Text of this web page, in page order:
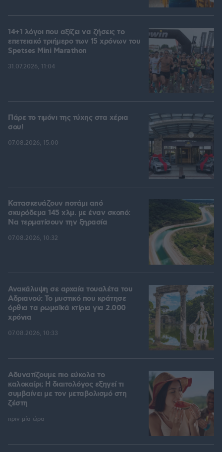
14+1 λόγοι που αξίζει να ζήσεις το
επετειακό τριήμερο των 15 χρόνων του
Spetses Mini Marathon
31.07.2026, 11:04
Πάρε το τιμόνι της τύχης στα χέρια
σου!
07.08.2026, 15:00
Κατασκευάζουν ποτάμι από
σκυρόδεμα 145 χλμ. με έναν σκοπό:
Να τερματίσουν την ξηρασία
07.08.2026, 10:32
Ανακάλυψη σε αρχαία τουαλέτα του
Αδριανού: Το μυστικό που κράτησε
όρθια τα ρωμαϊκά κτίρια για 2.000
χρόνια
07.08.2026, 10:33
Αδυνατίζουμε πιο εύκολα το
καλοκαίρι; Η διαιτολόγος εξηγεί τι
συμβαίνει με τον μεταβολισμό στη
ζέστη
πριν μία ώρα